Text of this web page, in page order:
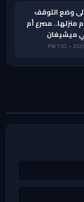
وضع التوقف
منزلها.. مصرع أم
ميشيغان